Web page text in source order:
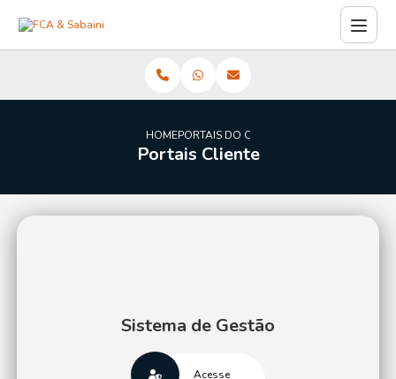
HOMEPORTAIS DO CLIENTE
Portais Cliente
Sistema de Gestão
Acesse